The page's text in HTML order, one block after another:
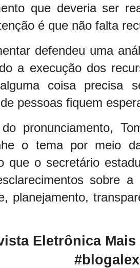
que deveria ser
é que não falta
defendeu uma
a execução dos
coisa precisa
pessoas fiquem
pronunciamento,
o tema por meio
que o secretário
sobre
planejamento,
Eletrônica